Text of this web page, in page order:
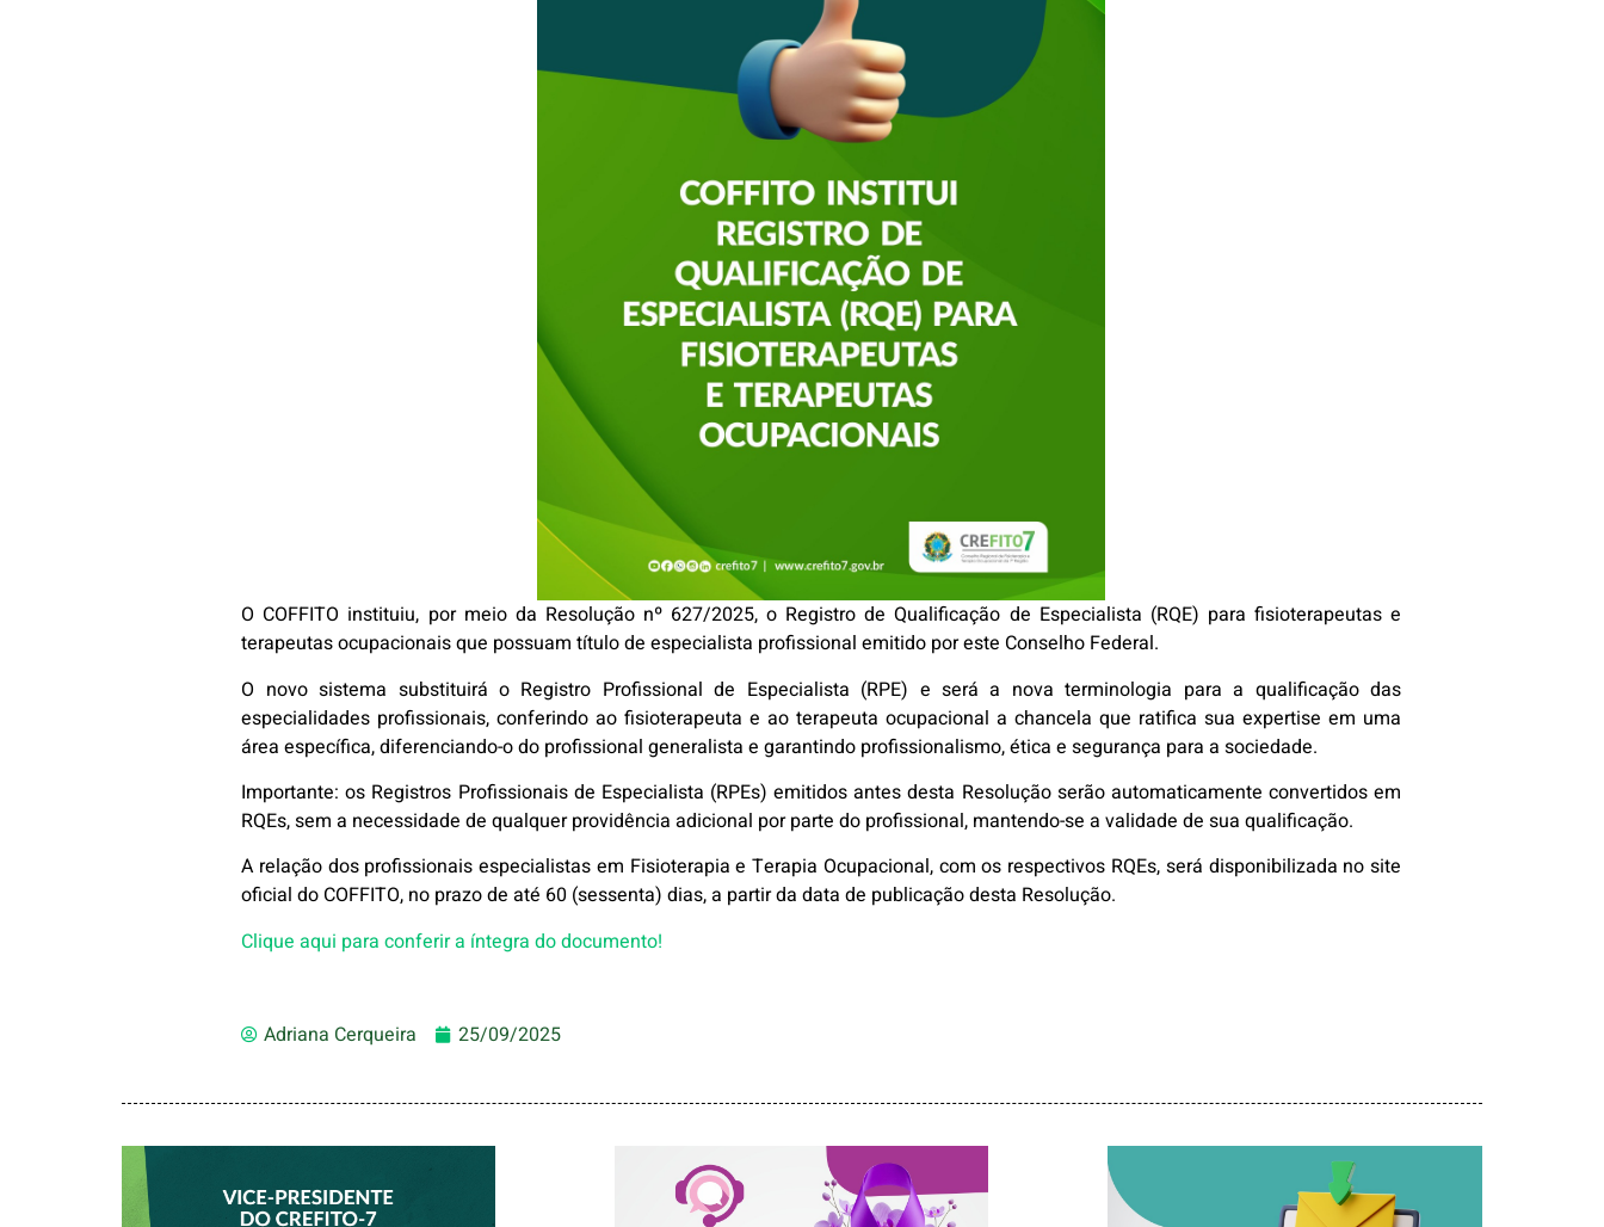
O COFFITO instituiu, por meio da Resolução nº 627/2025, o Registro de Qualificação de Especialista (RQE) para fisioterapeutas e
terapeutas ocupacionais que possuam título de especialista profissional emitido por este Conselho Federal.
O novo sistema substituirá o Registro Profissional de Especialista (RPE) e será a nova terminologia para a qualificação das
especialidades profissionais, conferindo ao fisioterapeuta e ao terapeuta ocupacional a chancela que ratifica sua expertise em uma
área específica, diferenciando-o do profissional generalista e garantindo profissionalismo, ética e segurança para a sociedade.
Importante: os Registros Profissionais de Especialista (RPEs) emitidos antes desta Resolução serão automaticamente convertidos em
RQEs, sem a necessidade de qualquer providência adicional por parte do profissional, mantendo-se a validade de sua qualificação.
A relação dos profissionais especialistas em Fisioterapia e Terapia Ocupacional, com os respectivos RQEs, será disponibilizada no site
oficial do COFFITO, no prazo de até 60 (sessenta) dias, a partir da data de publicação desta Resolução.
Clique aqui para conferir a íntegra do documento!
Adriana Cerqueira 25/09/2025